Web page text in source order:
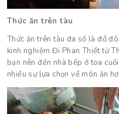
Thức ăn trên tàu
Thức ăn trên tàu đa số là đồ
kinh nghiệm Đi Phan Thiết từ
bạn nên đến nhà bếp ở toa
nhiều sự lựa chọn về món ăn